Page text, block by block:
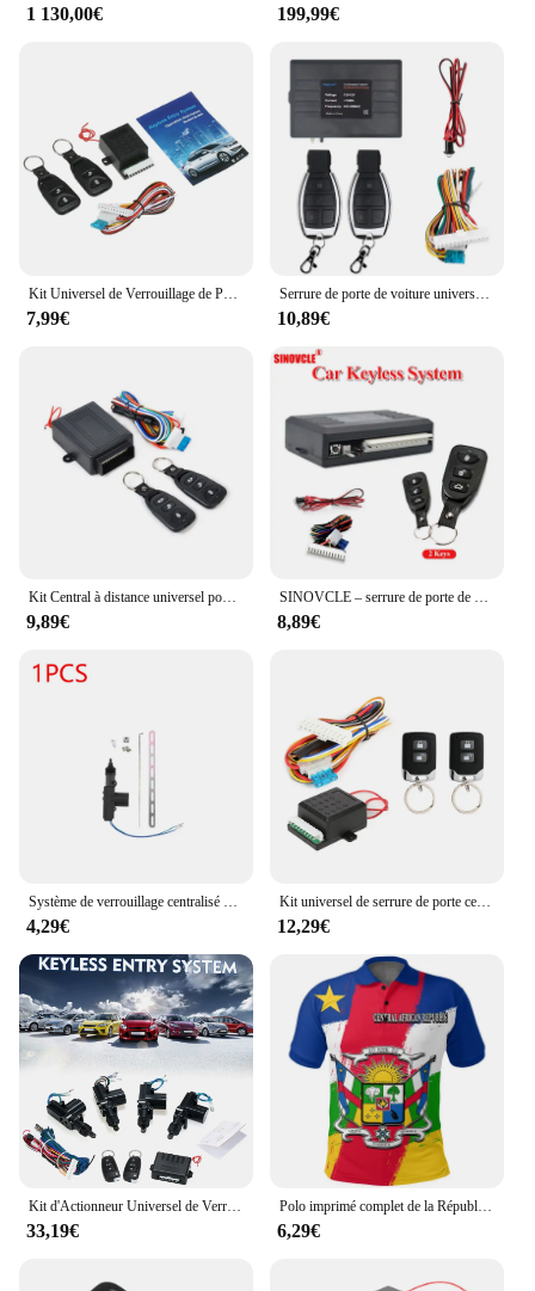
1 130,00€ 199,99€
7,99€
Serrure de porte de voiture universelle, système d'entrée sans clé, Kit de verrouillage Central, télécommande, accessoires de voiture avec Bluetooth
10,89€
Kit Central à distance universel pour voiture, verrouillage de porte, système d'entrée sans clé pour véhicule 12V, verrouillage Central, Kit Central à distance automatique
9,89€
SINOVCLE – serrure de porte de voiture, système d'entrée sans clé, Kit de verrouillage Central avec télécommande, accessoires de voiture universels
8,89€
Système de verrouillage centralisé à distance pour voiture à moteur, serrure de porte électrique, actionneur à 2/5 fils, système de sécurité d'alarme de véhicule automatique, 12V, 1-10 pièces
4,29€
Kit universel de serrure de porte centrale à distance de voiture, système d'alarme d'entrée sans clé, 401, T242
12,29€
Kit d'Actionneur Universel de Verrouillage Central à Distance de Voiture, Système d'Entrée sans Clé avec 2 Télécommandes, Serrure de Porte Pop de Coffre, 12V
33,19€
Polo imprimé complet de la République centrafricaine pour hommes, chemise avec emblème national et bouton
6,29€